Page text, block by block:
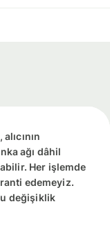
ağı dâhil
Her işlemde
edemeyiz.
değişiklik